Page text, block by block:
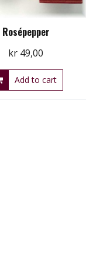
Rosépepper
kr 49,00
Add to cart